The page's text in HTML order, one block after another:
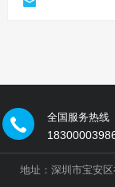
全国服务热线
地址：深圳市宝安